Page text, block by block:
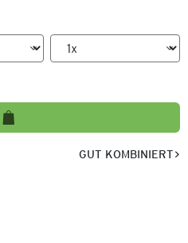
GUT KOMBINIERT